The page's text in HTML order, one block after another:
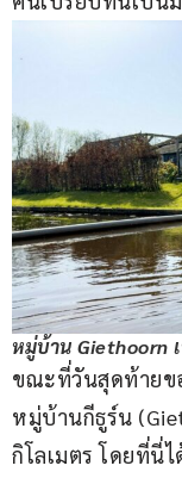
หมู่บ้าน Giethoorn
ขณะที่วันสุดท้ายข
หมู่บ้านกีธูร์น
กิโลเมตร โดยที่นี่